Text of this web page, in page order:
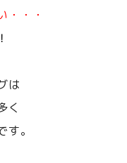
・・・
は
く
。